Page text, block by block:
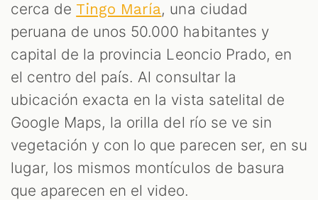
cerca de Tingo María, una ciudad
peruana de unos 50.000 habitantes y
capital de la provincia Leoncio Prado, en
el centro del país. Al consultar la
ubicación exacta en la vista satelital de
Google Maps, la orilla del río se ve sin
vegetación y con lo que parecen ser, en su
lugar, los mismos montículos de basura
que aparecen en el video.